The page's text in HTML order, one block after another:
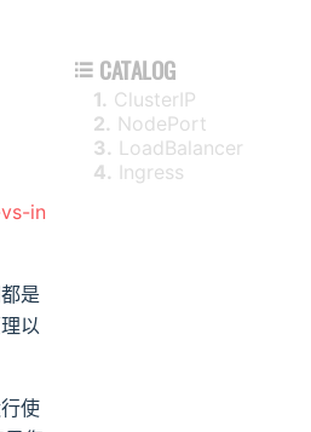
in
是
以
使
 CATALOG
1. ClusterIP
2. NodePort
3. LoadBalancer
4. Ingress